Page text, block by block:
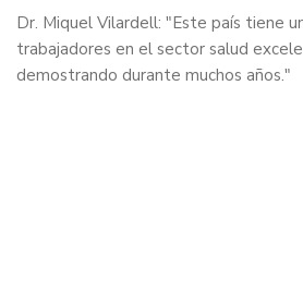
Dr. Miquel Vilardell: "Este país tiene
trabajadores en el sector salud
demostrando durante muchos años."